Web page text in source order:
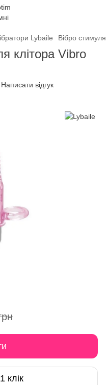
Lybaile Вібро
клітора Vibro
Написати відгук
клік